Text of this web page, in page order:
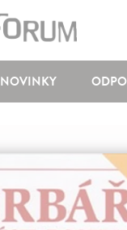
NOVINKY